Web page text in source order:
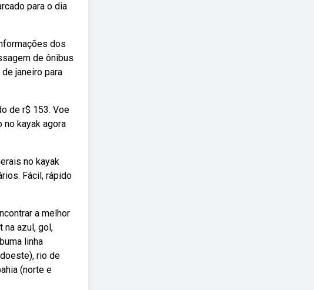
para o dia
dos
de ônibus
janeiro para
de r$ 153. Voe
kayak agora
no kayak
Fácil, rápido
a melhor
na azul, gol,
linha
rio de
(norte e